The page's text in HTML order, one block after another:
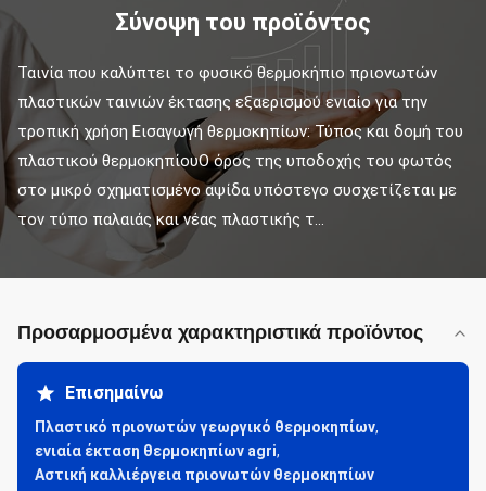
Σύνοψη του προϊόντος
Ταινία που καλύπτει το φυσικό θερμοκήπιο πριονωτών
πλαστικών ταινιών έκτασης εξαερισμού ενιαίο για την
τροπική χρήση Εισαγωγή θερμοκηπίων: Τύπος και δομή του
πλαστικού θερμοκηπίουΟ όρος της υποδοχής του φωτός
στο μικρό σχηματισμένο αψίδα υπόστεγο συσχετίζεται με
τον τύπο παλαιάς και νέας πλαστικής τ...
Προσαρμοσμένα χαρακτηριστικά προϊόντος
Επισημαίνω
Πλαστικό πριονωτών γεωργικό θερμοκηπίων,
ενιαία έκταση θερμοκηπίων agri,
Αστική καλλιέργεια πριονωτών θερμοκηπίων